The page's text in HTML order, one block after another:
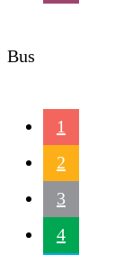
Bus
1
2
3
4